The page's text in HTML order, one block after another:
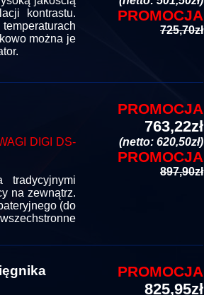
kontrastu.
można je
PROMOCJA
725,70zł
DIGI DS-
na zewnątrz.
(do
PROMOCJA
763,22zł
(netto: 620,50zł)
PROMOCJA
897,90zł
PROMOCJA
825,95zł